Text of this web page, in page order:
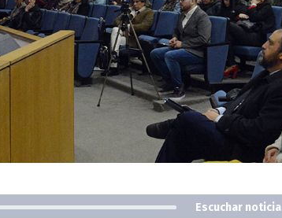
Escuchar noticia